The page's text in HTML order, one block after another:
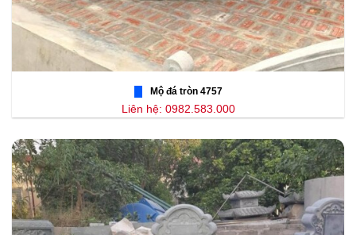
Mộ đá tròn 4757
Liên hệ: 0982.583.000